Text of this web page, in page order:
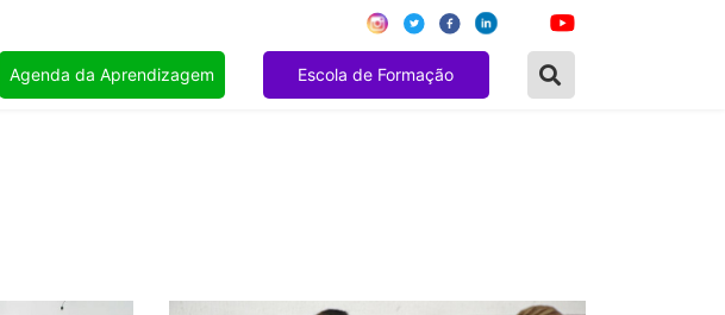
Agenda da Aprendizagem Escola de Formação